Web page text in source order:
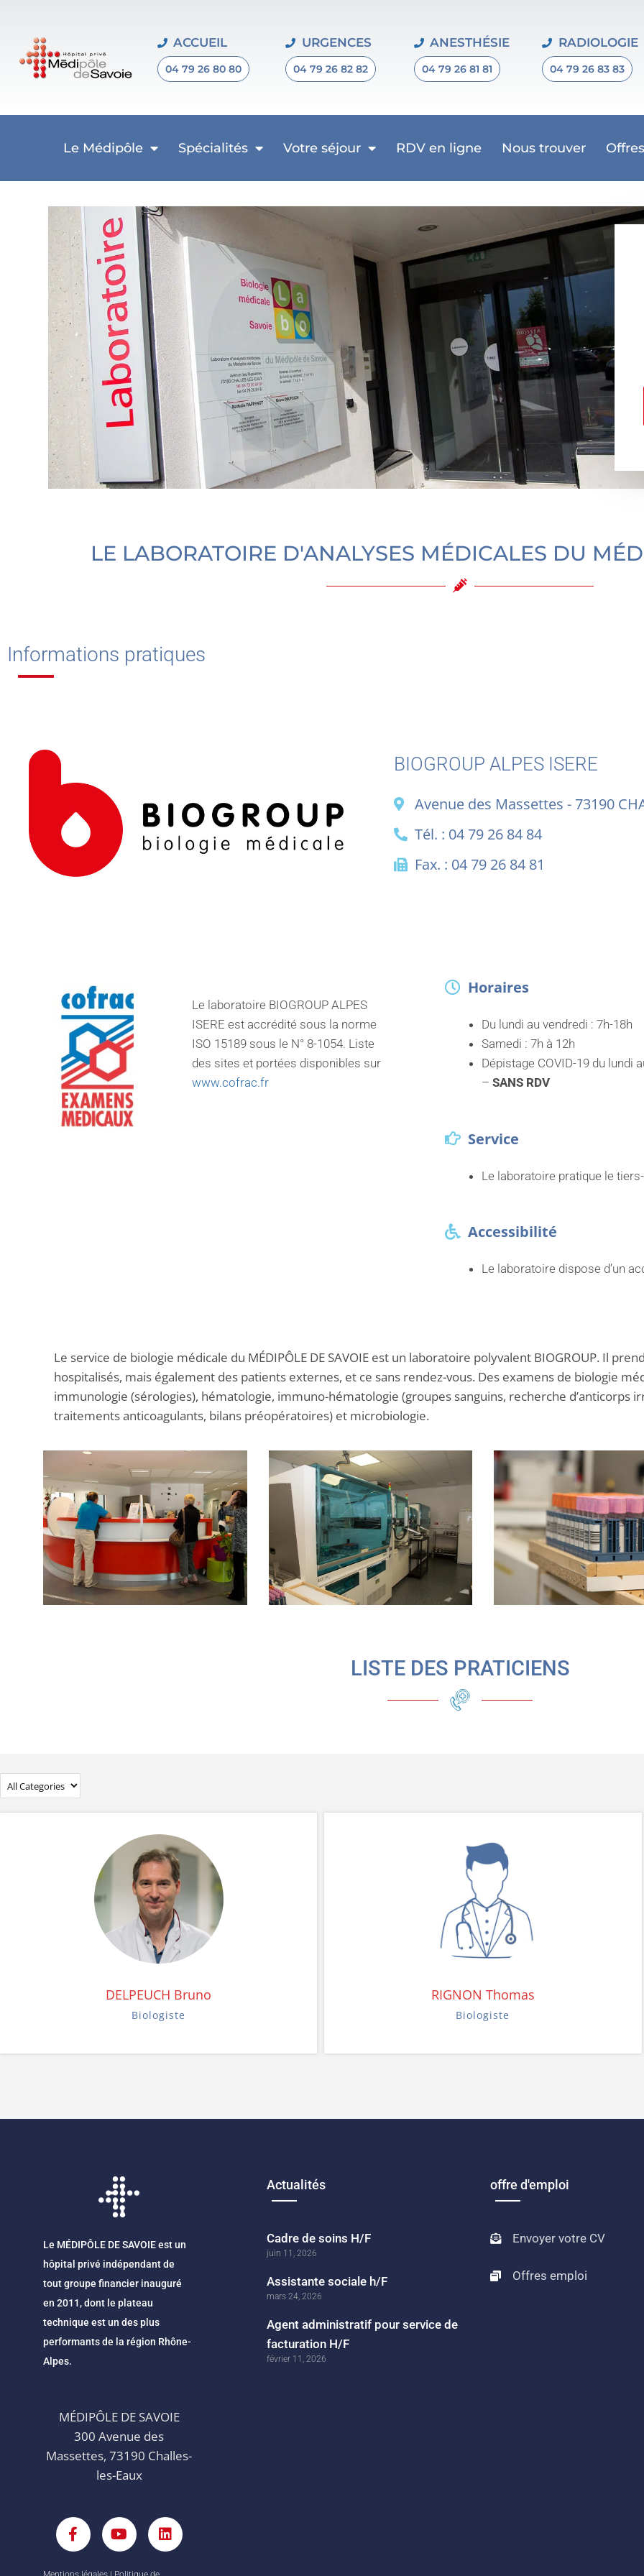
ACCUEIL
04 79 26 80 80
URGENCES
04 79 26 82 82
ANESTHÉSIE
04 79 26 81 81
RADIOLOGIE
04 79 26 83 83
Le Médipôle Spécialités Votre séjour RDV en ligne Nous trouver
LE LABORATOIRE D'ANALYSES MÉDICALES DU
Informations pratiques
BIOGROUP ALPES ISERE
Avenue des Massettes - 73190
Tél. : 04 79 26 84 84
Fax. : 04 79 26 84 81
Le laboratoire BIOGROUP ALPES
ISERE est accrédité sous la norme
ISO 15189 sous le N° 8-1054. Liste
des sites et portées disponibles sur
www.cofrac.fr
Horaires
Du lundi au vendredi : 7h-18h
Samedi : 7h à 12h
Dépistage COVID-19 du lundi
– SANS RDV
Service
Le laboratoire pratique le
Accessibilité
Le laboratoire dispose d’un
Le service de biologie médicale du MÉDIPÔLE DE SAVOIE est un laboratoire polyvalent BIOGROUP. Il
hospitalisés, mais également des patients externes, et ce sans rendez-vous. Des examens de biologie
immunologie (sérologies), hématologie, immuno-hématologie (groupes sanguins, recherche d’anticorps
traitements anticoagulants, bilans préopératoires) et microbiologie.
LISTE DES PRATICIENS
DELPEUCH Bruno
Biologiste
RIGNON Thomas
Biologiste
Le MÉDIPÔLE DE SAVOIE est un
hôpital privé indépendant de
tout groupe financier inauguré
en 2011, dont le plateau
technique est un des plus
performants de la région Rhône-
Alpes.
MÉDIPÔLE DE SAVOIE
300 Avenue des
Massettes, 73190 Challes-
les-Eaux
a
c
e
o
u
t
u
i
n
k
Actualités
Cadre de soins H/F
juin 11, 2026
Assistante sociale h/F
mars 24, 2026
Agent administratif pour service de
facturation H/F
février 11, 2026
offre d'emploi
Envoyer votre CV
Offres emploi